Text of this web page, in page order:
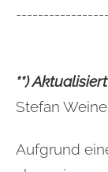
**)
Stefan
Aufgrund